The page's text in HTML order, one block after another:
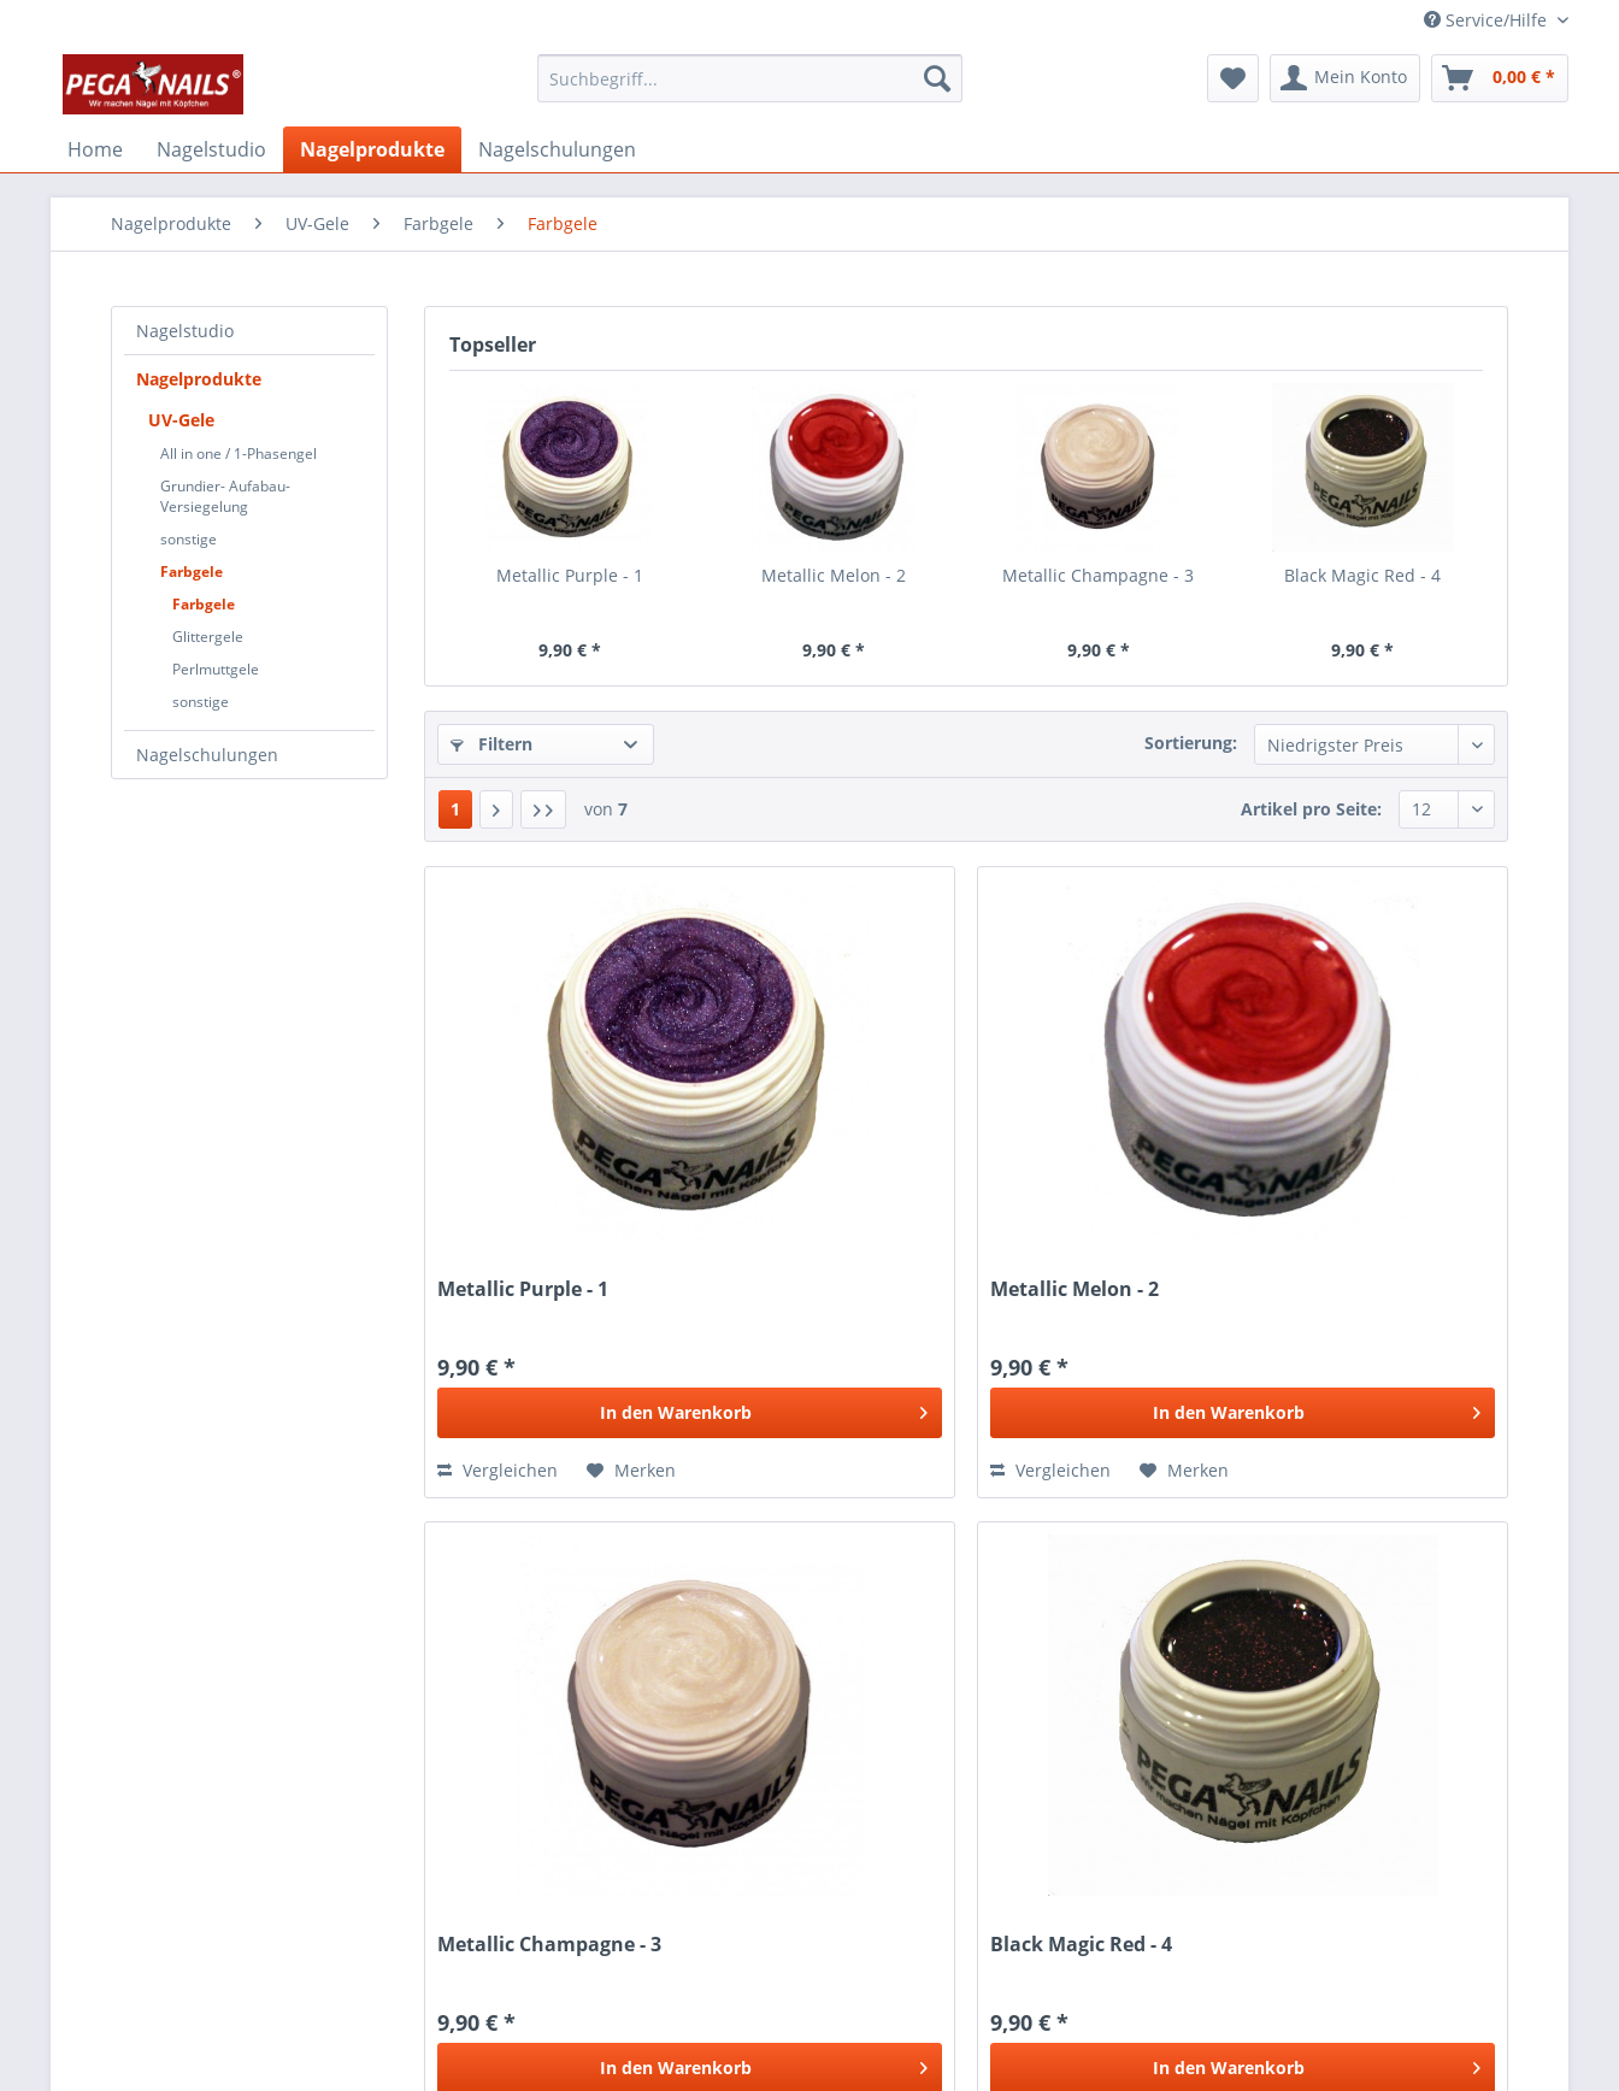
Service/Hilfe
Mein Konto 0,00 € *
Home Nagelstudio Nagelprodukte Nagelschulungen
Nagelprodukte UV-Gele Farbgele Farbgele
Nagelstudio
Nagelprodukte
UV-Gele
All in one / 1-Phasengel
Grundier- Aufabau-
Versiegelung
sonstige
Farbgele
Farbgele
Glittergele
Perlmuttgele
sonstige
Nagelschulungen
Topseller
Metallic Purple - 1
9,90 € *
Metallic Melon - 2
9,90 € *
Metallic Champagne - 3
9,90 € *
Black Magic Red - 4
9,90 € *
Filtern Sortierung:
1 von 7 Artikel pro Seite:
Metallic Purple - 1
9,90 € *
In den Warenkorb
Vergleichen Merken
Metallic Melon - 2
9,90 € *
In den Warenkorb
Vergleichen Merken
Metallic Champagne - 3
9,90 € *
In den Warenkorb
Black Magic Red - 4
9,90 € *
In den Warenkorb